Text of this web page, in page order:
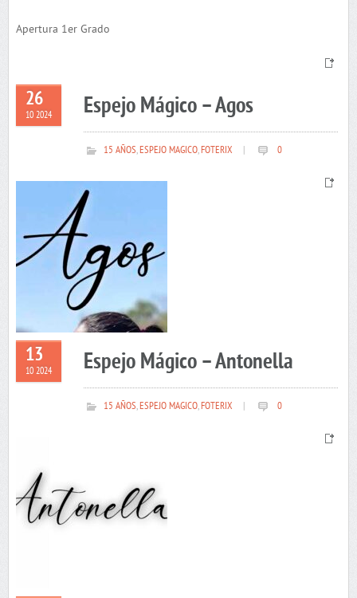
Apertura 1er Grado
26
10 2024 Espejo Mágico – Agos
15 AÑOS,ESPEJO MAGICO,FOTERIX 0
13
10 2024 Espejo Mágico – Antonella
15 AÑOS,ESPEJO MAGICO,FOTERIX 0